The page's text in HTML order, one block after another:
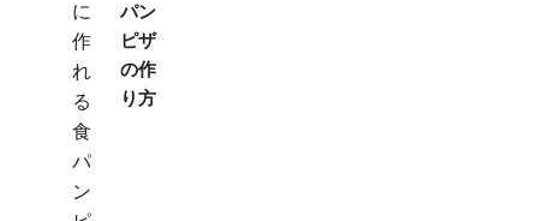
パン
ピザ
の作
り方